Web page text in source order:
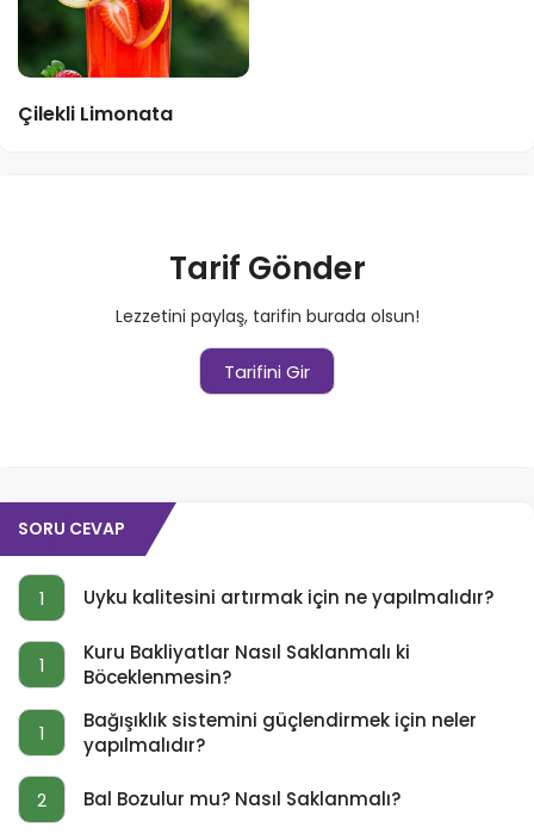
Çilekli Limonata
Tarif Gönder
Lezzetini paylaş, tarifin burada olsun!
Tarifini Gir
SORU CEVAP
1 Uyku kalitesini artırmak için ne yapılmalıdır?
1
Kuru Bakliyatlar Nasıl Saklanmalı ki
Böceklenmesin?
1
Bağışıklık sistemini güçlendirmek için neler
yapılmalıdır?
2 Bal Bozulur mu? Nasıl Saklanmalı?